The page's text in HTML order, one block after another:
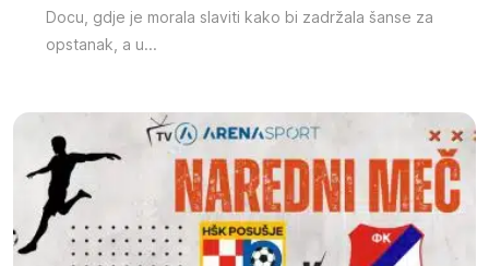
Docu, gdje je morala slaviti kako bi zadržala šanse za
opstanak, a u...